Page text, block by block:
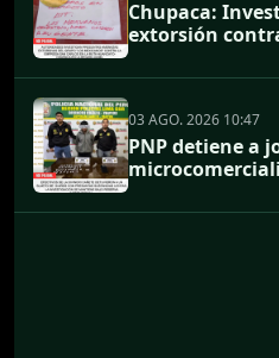
Chupaca:
extorsión
03 AGO. 2026 10:47
PNP detiene a